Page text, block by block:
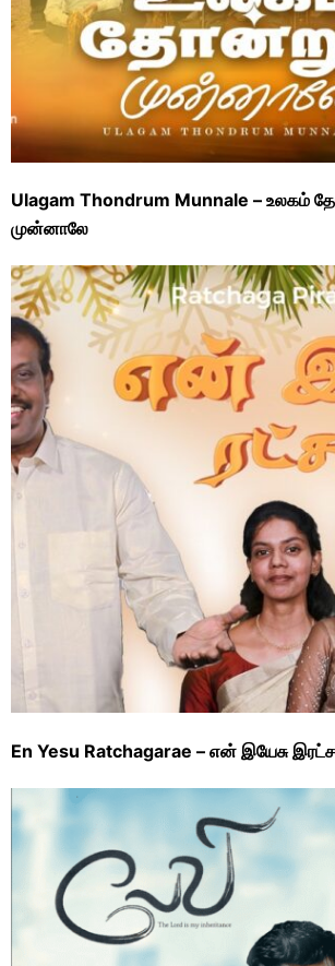
Ulagam Thondrum Munnale – உலகம்
முன்னாலே
En Yesu Ratchagarae – என் இயேசு